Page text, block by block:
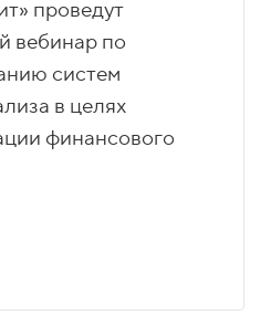
проведут
вебинар по
систем
в целях
финансового